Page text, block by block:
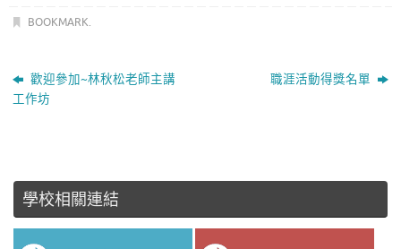
BOOKMARK.
歡迎參加~林秋松老師主講
工作坊
職涯活動得獎名單
學校相關連結